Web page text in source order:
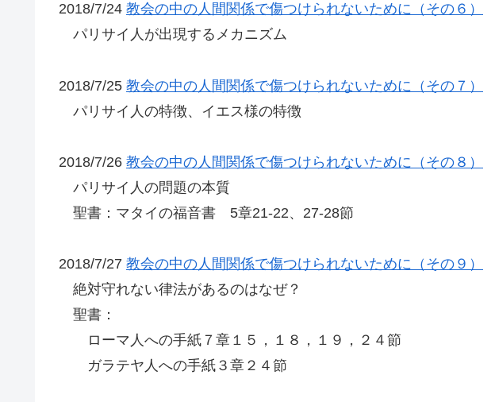
2018/7/24 教会の中の人間関係で傷つけられないために（その６）
パリサイ人が出現するメカニズム
2018/7/25 教会の中の人間関係で傷つけられないために（その７）
パリサイ人の特徴、イエス様の特徴
2018/7/26 教会の中の人間関係で傷つけられないために（その８）
パリサイ人の問題の本質
聖書：マタイの福音書 5章21-22、27-28節
2018/7/27 教会の中の人間関係で傷つけられないために（その９）
絶対守れない律法があるのはなぜ？
聖書：
ローマ人への手紙７章１５，１８，１９，２４節
ガラテヤ人への手紙３章２４節